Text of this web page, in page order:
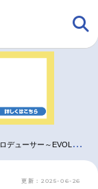
（恋プロ）｜アニメ声優・キャラクター・登場人物・動画配信情報・2020夏アニメ最新情報一覧
更新：2025-06-26